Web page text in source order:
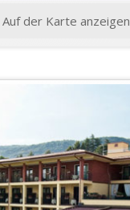
Auf der Karte anzeigen